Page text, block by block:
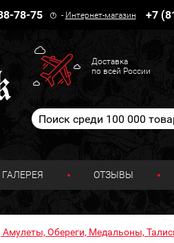
78-75 - Интернет-магазин +7
Доставка
по всей России
ГАЛЕРЕЯ ОТЗЫВЫ
Амулеты, Обереги, Медальоны,